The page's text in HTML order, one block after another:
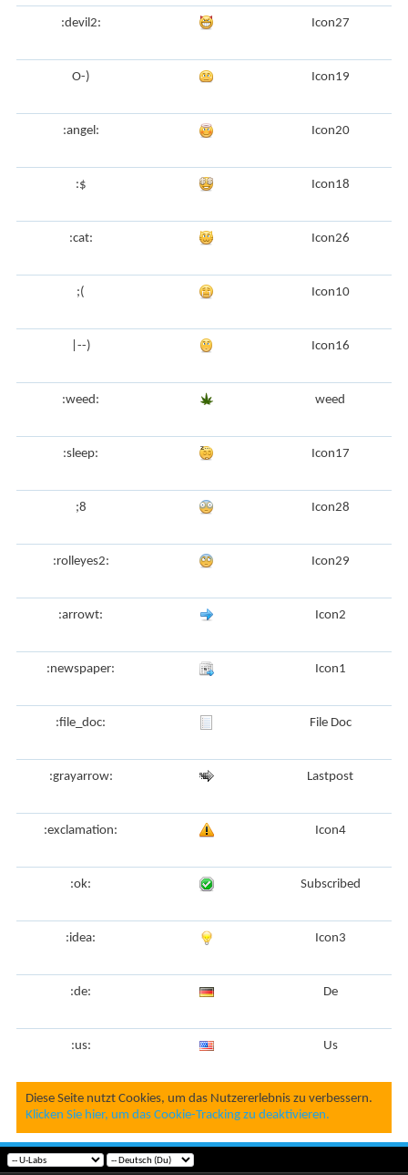
:devil2: Icon27
O-) Icon19
:angel: Icon20
:$ Icon18
:cat: Icon26
;( Icon10
|--) Icon16
:weed: weed
:sleep: Icon17
;8 Icon28
:rolleyes2: Icon29
:arrowt: Icon2
:newspaper: Icon1
:file_doc: File Doc
:grayarrow: Lastpost
:exclamation: Icon4
:ok: Subscribed
:idea: Icon3
:de: De
:us: Us
Diese Seite nutzt Cookies, um das Nutzererlebnis zu verbessern.
Klicken Sie hier, um das Cookie-Tracking zu deaktivieren.